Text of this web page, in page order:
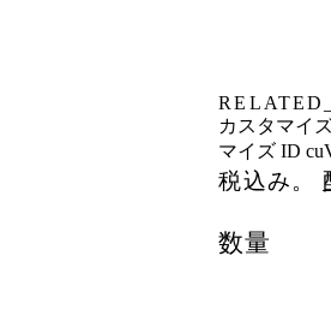
カスタマイ
マイズ ID
税込み。
数量